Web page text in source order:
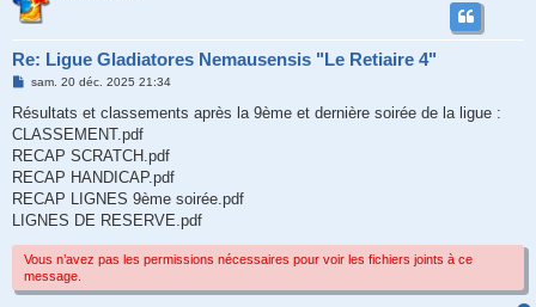
Re: Ligue Gladiatores Nemausensis "Le Retiaire 4"
M
s
a
g
sam. 20 déc. 2025 21:34
Résultats et classements après la 9ème et dernière soirée de la ligue :
CLASSEMENT.pdf
RECAP SCRATCH.pdf
RECAP HANDICAP.pdf
RECAP LIGNES 9ème soirée.pdf
LIGNES DE RESERVE.pdf
Vous n’avez pas les permissions nécessaires pour voir les fichiers joints à ce
message.